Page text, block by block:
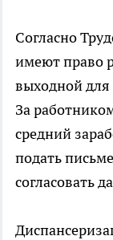
Согласно
имеют право
выходной
За
средний
подать
согласовать